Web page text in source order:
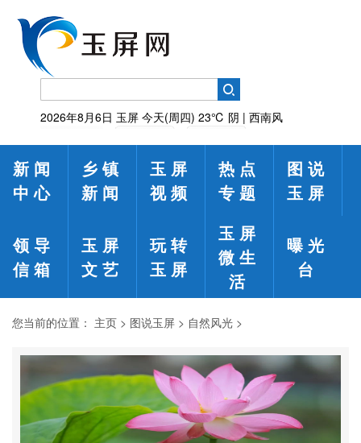
2026年8月6日 玉屏 今天(周四) 23℃ 阴 | 西南风
新闻
中心
乡镇
新闻
玉屏
视频
热点
专题
图说
玉屏
领导
信箱
玉屏
文艺
玩转
玉屏
玉屏
微生
活
曝光
台
您当前的位置： 主页 > 图说玉屏 > 自然风光 >